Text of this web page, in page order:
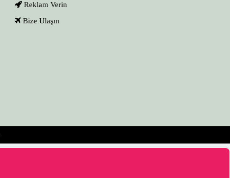
Reklam Verin
Bize Ulaşın